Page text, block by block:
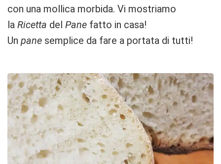
con una mollica morbida. Vi mostriamo
la Ricetta del Pane fatto in casa!
Un pane semplice da fare a portata di tutti!